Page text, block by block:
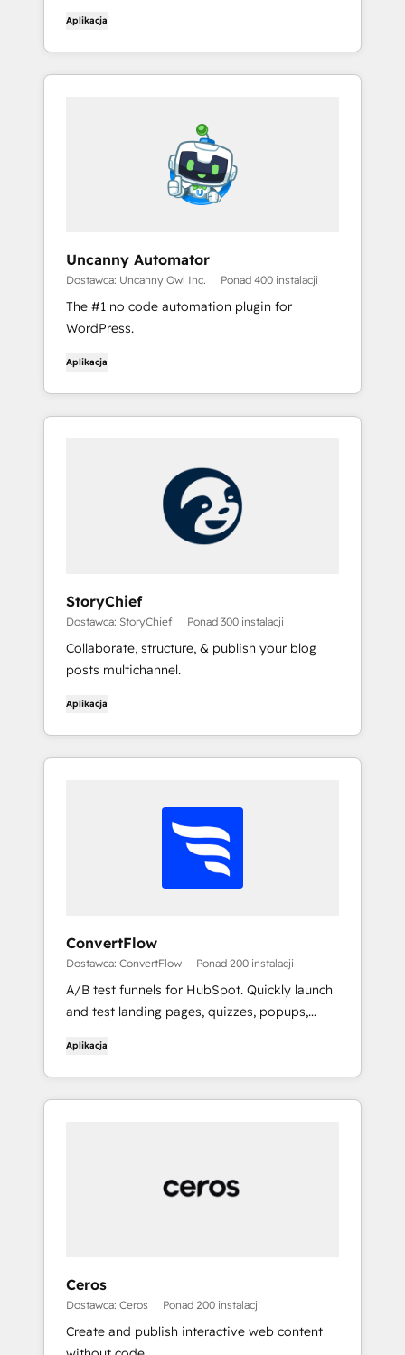
Aplikacja
Uncanny Automator
Dostawca: Uncanny Owl Inc. Ponad 400 instalacji
The #1 no code automation plugin for
WordPress.
Aplikacja
StoryChief
Dostawca: StoryChief Ponad 300 instalacji
Collaborate, structure, & publish your blog
posts multichannel.
Aplikacja
ConvertFlow
Dostawca: ConvertFlow Ponad 200 instalacji
A/B test funnels for HubSpot. Quickly launch
and test landing pages, quizzes, popups,
funnel templates. Remix with Ai.
Aplikacja
Ceros
Dostawca: Ceros Ponad 200 instalacji
Create and publish interactive web content